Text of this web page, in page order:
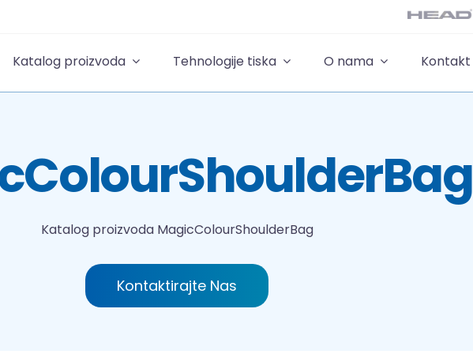
Katalog proizvoda Tehnologije tiska O nama Kontakt
Katalog proizvoda MagicColourShoulderBag
Kontaktirajte Nas